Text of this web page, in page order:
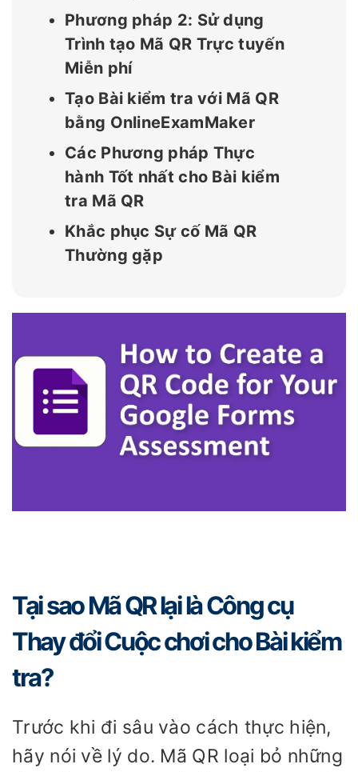
Phương pháp 2: Sử dụng
Trình tạo Mã QR Trực tuyến
Miễn phí
Tạo Bài kiểm tra với Mã QR
bằng OnlineExamMaker
Các Phương pháp Thực
hành Tốt nhất cho Bài kiểm
tra Mã QR
Khắc phục Sự cố Mã QR
Thường gặp
Tại sao Mã QR lại là Công cụ
Thay đổi Cuộc chơi cho Bài kiểm
tra?
Trước khi đi sâu vào cách thực hiện,
hãy nói về lý do. Mã QR loại bỏ những